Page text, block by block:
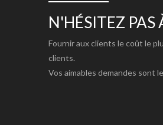
Densité
18X12
Longueur:
30m, 50m,
Couleur:
N'HÉSITEZ
Fournir aux clients le coût le
clients.
Vos aimables demandes sont